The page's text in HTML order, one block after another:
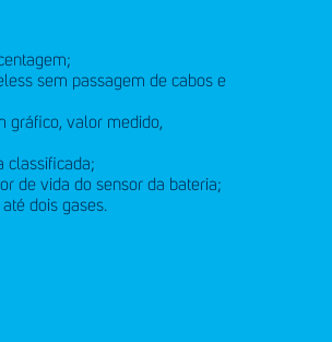
sem passagem de cabos e
gráfico, valor medido,
classificada;
de vida do sensor da bateria;
dois gases.